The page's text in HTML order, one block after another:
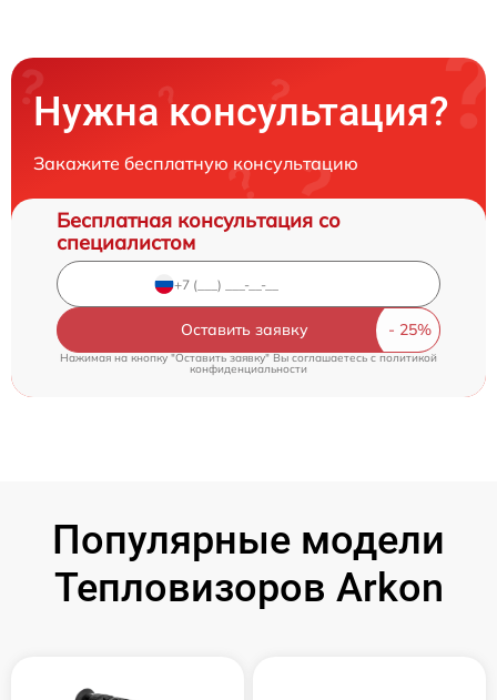
Нужна консультация?
Закажите бесплатную консультацию
Бесплатная консультация со
специалистом
Оставить заявку
Нажимая на кнопку "Оставить заявку" Вы соглашаетесь c политикой
конфиденциальности
Популярные модели
Тепловизоров Arkon